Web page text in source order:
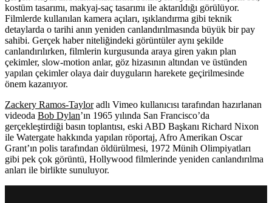
kostüm tasarımı, makyaj-saç tasarımı ile aktarıldığı görülüyor.
Filmlerde kullanılan kamera açıları, ışıklandırma gibi teknik
detaylarda o tarihi anın yeniden canlandırılmasında büyük bir pay
sahibi. Gerçek haber niteliğindeki görüntüler aynı şekilde
canlandırılırken, filmlerin kurgusunda araya giren yakın plan
çekimler, slow-motion anlar, göz hizasının altından ve üstünden
yapılan çekimler olaya dair duyguların harekete geçirilmesinde
önem kazanıyor.
Zackery Ramos-Tayloradlı Vimeo kullanıcısı tarafından hazırlanan
videoda Bob Dylan’ın 1965 yılında San Francisco’da
gerçekleştirdiği basın toplantısı, eski ABD Başkanı Richard Nixon
ile Watergate hakkında yapılan röportaj, Afro Amerikan Oscar
Grant’ın polis tarafından öldürülmesi, 1972 Münih Olimpiyatları
gibi pek çok görüntü, Hollywood filmlerinde yeniden canlandırılma
anları ile birlikte sunuluyor.